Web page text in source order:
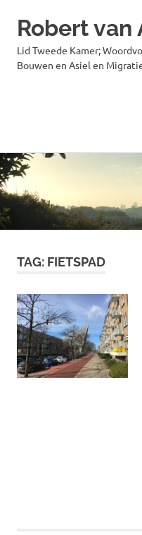
Ga
naar
de
inhoud
Robert van
Lid Tweede Kamer;
Bouwen en Asiel en
TAG: FIETSPAD